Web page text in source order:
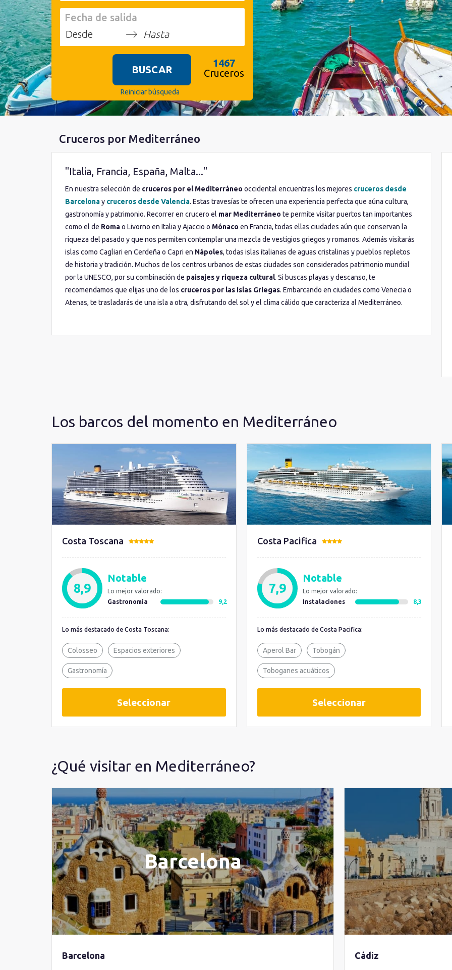
Fecha de salida
to
interact
calendar
and
Press
the
question
mark
key
to
get
the
keyboard
shortcuts
for
changing
down
key
to
interact
the
calendar
and
a
Press
the
question
key
to
get
the
keyboard
shortcuts
for
changing
BUSCAR
Reiniciar búsqueda
1467
Cruceros
Cruceros por Mediterráneo
"Italia, Francia, España, Malta..."
En nuestra selección de cruceros por el Mediterráneo occidental encuentras los mejores cruceros desde
Barcelonay cruceros desde Valencia. Estas travesías te ofrecen una experiencia perfecta que aúna cultura,
gastronomía y patrimonio. Recorrer en crucero el mar Mediterráneo te permite visitar puertos tan importantes
como el de Romao Livorno en Italia y Ajaccio o Mónaco en Francia, todas ellas ciudades aún que conservan la
riqueza del pasado y que nos permiten contemplar una mezcla de vestigios griegos y romanos. Además visitarás
islas como Cagliari en Cerdeña o Capri en Nápoles, todas islas italianas de aguas cristalinas y pueblos repletos
de historia y tradición. Muchos de los centros urbanos de estas ciudades son considerados patrimonio mundial
por la UNESCO, por su combinación de paisajes y riqueza cultural. Si buscas playas y descanso, te
recomendamos que elijas uno de los cruceros por las Islas Griegas. Embarcando en ciudades como Venecia o
Atenas, te trasladarás de una isla a otra, disfrutando del sol y el clima cálido que caracteriza al Mediterráneo.
Los barcos del momento en Mediterráneo
Costa Toscana
8,9
Notable
Lo mejor valorado:
Gastronomía
9,2
Lo más destacado de Costa Toscana:
Colosseo Espacios exteriores
Gastronomía
Seleccionar
Costa Pacifica
7,9
Notable
Lo mejor valorado:
Instalaciones
8,3
Lo más destacado de Costa Pacifica:
Aperol Bar Tobogán
Toboganes acuáticos
Seleccionar
¿Qué visitar en Mediterráneo?
Barcelona
Barcelona Cádiz